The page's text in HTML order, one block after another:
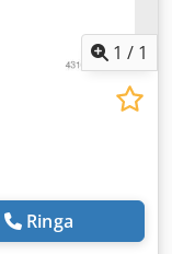
1 / 1
Ringa